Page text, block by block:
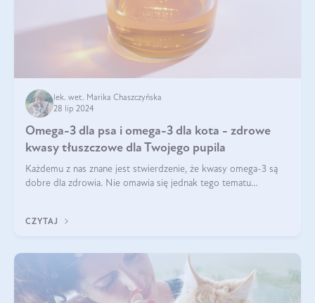
lek. wet. Marika Chaszczyńska
28 lip 2024
Omega-3 dla psa i omega-3 dla kota - zdrowe
kwasy tłuszczowe dla Twojego pupila
Każdemu z nas znane jest stwierdzenie, że kwasy omega-3 są
dobre dla zdrowia. Nie omawia się jednak tego tematu
CZYTAJ